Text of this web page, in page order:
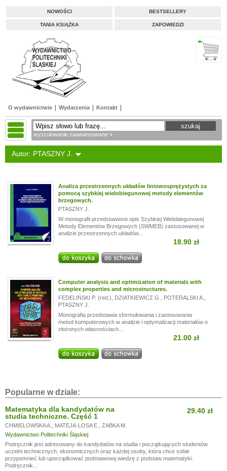
NOWOŚCI BESTSELLERY
TANIA KSIĄŻKA ZAPOWIEDZI
O wydawnictwie Wydarzenia Kontakt
wyszukiwanie zaawansowane »
Autor: PTASZNY J.
Analiza przestrzennych układów liniowosprężystych za
pomocą szybkiej wielobiegunowej metody elementów
brzegowych.
PTASZNY J.
W monografii przedstawiono opis Szybkiej Wielobiegunowej
Metody Elementów Brzegowych (SWMEB) zastosowanej w
analizie przestrzennych układów...
18.90 zł
Computer analysis and optimization of materials with
complex properties and microstructures.
FEDELIŃSKI P. (red.)
DZIATKIEWICZ G. POTERALSKI A.
PTASZNY J.
Monografia przedstawia sformułowania i zastosowania
metod komputerowych w analizie i optymalizacji materiałów o
złożonych własnościach...
21.00 zł
Popularne w dziale:
Matematyka dla kandydatów na
studia techniczne. Część 1
CHMIELOWSKA A. MATEJA-LOSA E.
ŻABKA M.
Wydawnictwo Politechniki Śląskiej
29.40 zł
Podręcznik jest adresowany do kandydatów na studia i początkujących studentów
uczelni technicznych, ekonomicznych oraz każdej osoby, która chce sobie
przypomnieć lub uporządkować podstawową wiedzę z podstaw matematyki.
Podręcznik...